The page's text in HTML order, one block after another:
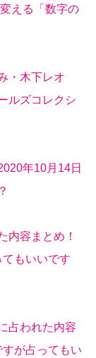
える「数字の
・木下レオ
ルズコレクシ
年10月14日
内容まとめ！
もいいです
占われた内容
が占ってもい